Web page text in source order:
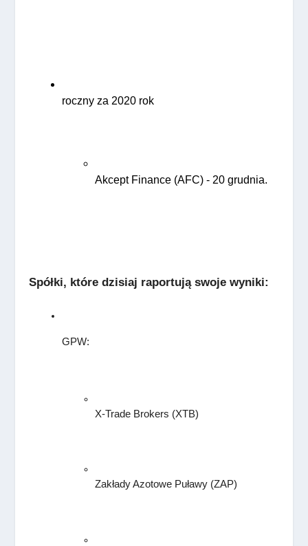
roczny za 2020 rok
Akcept Finance (AFC) - 20 grudnia.
Spółki, które dzisiaj raportują swoje wyniki:
GPW:
X-Trade Brokers (XTB)
Zakłady Azotowe Puławy (ZAP)